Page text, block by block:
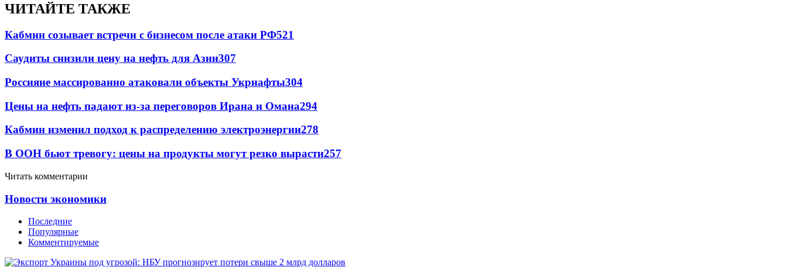
ЧИТАЙТЕ ТАКЖЕ
Кабмин созывает встречи с бизнесом после атаки РФ521
Саудиты снизили цену на нефть для Азии307
Россияне массированно атаковали объекты Укрнафты304
Цены на нефть падают из-за переговоров Ирана и Омана294
Кабмин изменил подход к распределению электроэнергии278
В ООН бьют тревогу: цены на продукты могут резко вырасти257
Читать комментарии
Новости экономики
Последние
Популярные
Комментируемые